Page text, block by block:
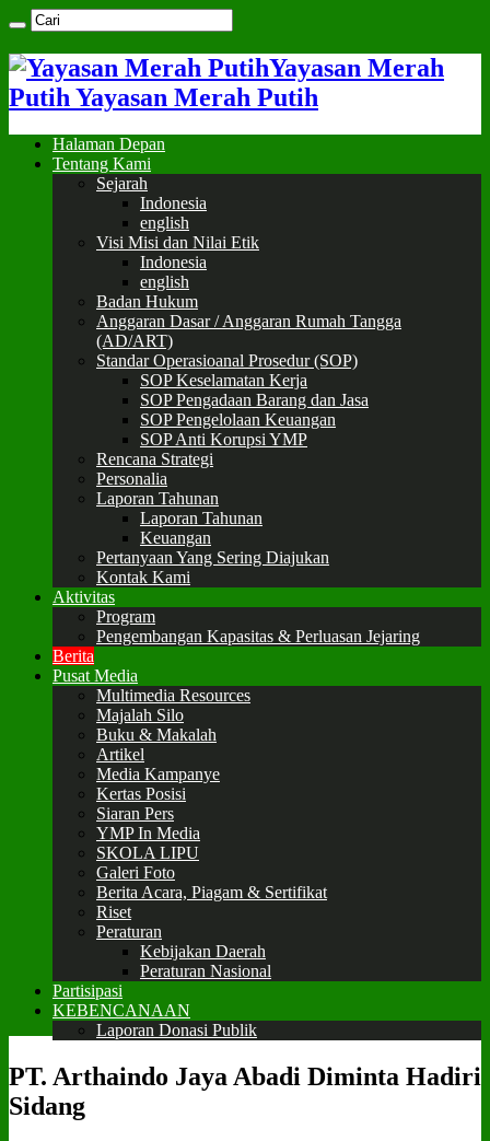
Yayasan Merah
Putih Yayasan Merah Putih
Halaman Depan
Tentang Kami
Sejarah
Indonesia
english
Visi Misi dan Nilai Etik
Indonesia
english
Badan Hukum
Anggaran Dasar / Anggaran Rumah Tangga
(AD/ART)
Standar Operasioanal Prosedur (SOP)
SOP Keselamatan Kerja
SOP Pengadaan Barang dan Jasa
SOP Pengelolaan Keuangan
SOP Anti Korupsi YMP
Rencana Strategi
Personalia
Laporan Tahunan
Laporan Tahunan
Keuangan
Pertanyaan Yang Sering Diajukan
Kontak Kami
Aktivitas
Program
Pengembangan Kapasitas & Perluasan Jejaring
Berita
Pusat Media
Multimedia Resources
Majalah Silo
Buku & Makalah
Artikel
Media Kampanye
Kertas Posisi
Siaran Pers
YMP In Media
SKOLA LIPU
Galeri Foto
Berita Acara, Piagam & Sertifikat
Riset
Peraturan
Kebijakan Daerah
Peraturan Nasional
Partisipasi
KEBENCANAAN
Laporan Donasi Publik
PT. Arthaindo Jaya Abadi Diminta Hadiri
Sidang